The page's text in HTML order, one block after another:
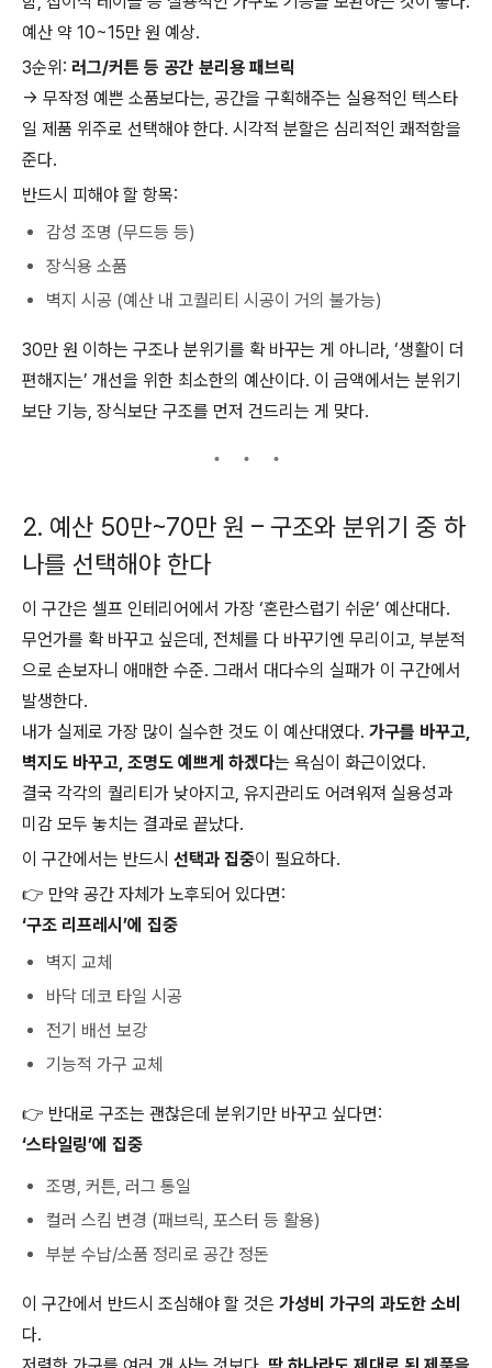
예산 약 10~15만 원 예상.
3순위: 러그/커튼 등 공간 분리용 패브릭
→ 무작정 예쁜 소품보다는, 공간을 구획해주는 실용적인 텍스타
일 제품 위주로 선택해야 한다. 시각적 분할은 심리적인 쾌적함을
준다.
반드시 피해야 할 항목:
감성 조명 (무드등 등)
장식용 소품
벽지 시공 (예산 내 고퀄리티 시공이 거의 불가능)
30만 원 이하는 구조나 분위기를 확 바꾸는 게 아니라, ‘생활이 더
편해지는’ 개선을 위한 최소한의 예산이다. 이 금액에서는 분위기
보단 기능, 장식보단 구조를 먼저 건드리는 게 맞다.
2. 예산 50만~70만 원 – 구조와 분위기 중 하
나를 선택해야 한다
이 구간은 셀프 인테리어에서 가장 ‘혼란스럽기 쉬운’ 예산대다.
무언가를 확 바꾸고 싶은데, 전체를 다 바꾸기엔 무리이고, 부분적
으로 손보자니 애매한 수준. 그래서 대다수의 실패가 이 구간에서
발생한다.
내가 실제로 가장 많이 실수한 것도 이 예산대였다. 가구를 바꾸고,
벽지도 바꾸고, 조명도 예쁘게 하겠다는 욕심이 화근이었다.
결국 각각의 퀄리티가 낮아지고, 유지관리도 어려워져 실용성과
미감 모두 놓치는 결과로 끝났다.
이 구간에서는 반드시 선택과 집중이 필요하다.
👉 만약 공간 자체가 노후되어 있다면:
‘구조 리프레시’에 집중
벽지 교체
바닥 데코 타일 시공
전기 배선 보강
기능적 가구 교체
👉 반대로 구조는 괜찮은데 분위기만 바꾸고 싶다면:
‘스타일링’에 집중
조명, 커튼, 러그 통일
컬러 스킴 변경 (패브릭, 포스터 등 활용)
부분 수납/소품 정리로 공간 정돈
이 구간에서 반드시 조심해야 할 것은 가성비 가구의 과도한 소비
다.